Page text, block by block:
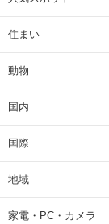
住まい
動物
国内
国際
地域
家電・PC・カメラ